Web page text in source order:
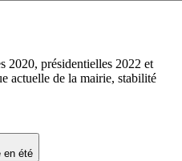
en été
2020, présidentielles 2022 et
actuelle de la mairie, stabilité